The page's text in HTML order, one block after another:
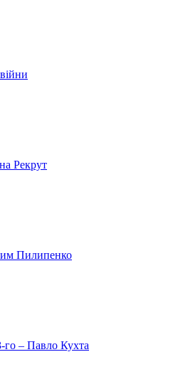
Рекрут
Пилипенко
го – Павло Кухта